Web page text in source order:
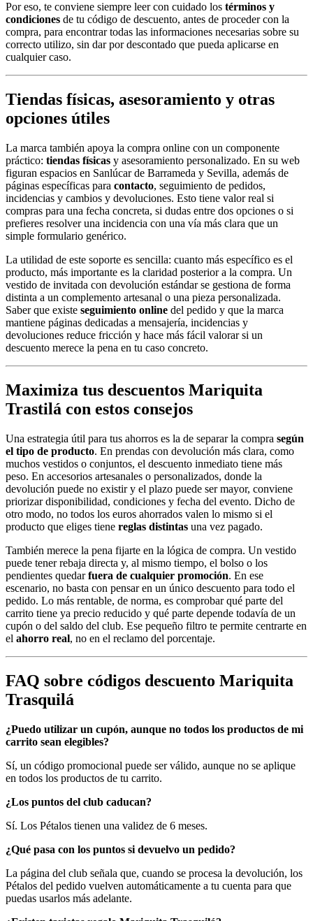
Por eso, te conviene siempre leer con cuidado los términos y
condiciones de tu código de descuento, antes de proceder con la
compra, para encontrar todas las informaciones necesarias sobre su
correcto utilizo, sin dar por descontado que pueda aplicarse en
cualquier caso.
Tiendas físicas, asesoramiento y otras
opciones útiles
La marca también apoya la compra online con un componente
práctico: tiendas físicas y asesoramiento personalizado. En su web
figuran espacios en Sanlúcar de Barrameda y Sevilla, además de
páginas específicas para contacto, seguimiento de pedidos,
incidencias y cambios y devoluciones. Esto tiene valor real si
compras para una fecha concreta, si dudas entre dos opciones o si
prefieres resolver una incidencia con una vía más clara que un
simple formulario genérico.
La utilidad de este soporte es sencilla: cuanto más específico es el
producto, más importante es la claridad posterior a la compra. Un
vestido de invitada con devolución estándar se gestiona de forma
distinta a un complemento artesanal o una pieza personalizada.
Saber que existe seguimiento online del pedido y que la marca
mantiene páginas dedicadas a mensajería, incidencias y
devoluciones reduce fricción y hace más fácil valorar si un
descuento merece la pena en tu caso concreto.
Maximiza tus descuentos Mariquita
Trastilá con estos consejos
Una estrategia útil para tus ahorros es la de separar la compra según
el tipo de producto. En prendas con devolución más clara, como
muchos vestidos o conjuntos, el descuento inmediato tiene más
peso. En accesorios artesanales o personalizados, donde la
devolución puede no existir y el plazo puede ser mayor, conviene
priorizar disponibilidad, condiciones y fecha del evento. Dicho de
otro modo, no todos los euros ahorrados valen lo mismo si el
producto que eliges tiene reglas distintas una vez pagado.
También merece la pena fijarte en la lógica de compra. Un vestido
puede tener rebaja directa y, al mismo tiempo, el bolso o los
pendientes quedarfuera de cualquier promoción. En ese
escenario, no basta con pensar en un único descuento para todo el
pedido. Lo más rentable, de norma, es comprobar qué parte del
carrito tiene ya precio reducido y qué parte depende todavía de un
cupón o del saldo del club. Ese pequeño filtro te permite centrarte en
el ahorro real, no en el reclamo del porcentaje.
FAQ sobre códigos descuento Mariquita
Trasquilá
¿Puedo utilizar un cupón, aunque no todos los productos de mi
carrito sean elegibles?
Sí, un código promocional puede ser válido, aunque no se aplique
en todos los productos de tu carrito.
¿Los puntos del club caducan?
Sí. Los Pétalos tienen una validez de 6 meses.
¿Qué pasa con los puntos si devuelvo un pedido?
La página del club señala que, cuando se procesa la devolución, los
Pétalos del pedido vuelven automáticamente a tu cuenta para que
puedas usarlos más adelante.